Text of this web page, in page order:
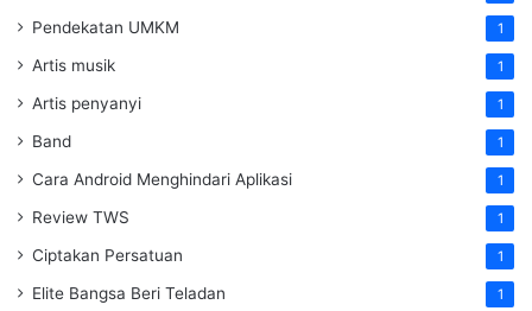
Pendekatan UMKM 1
Artis musik 1
Artis penyanyi 1
Band 1
Cara Android Menghindari Aplikasi 1
Review TWS 1
Ciptakan Persatuan 1
Elite Bangsa Beri Teladan 1